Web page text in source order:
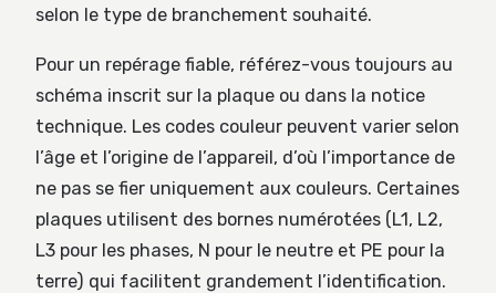
selon le type de branchement souhaité.
Pour un repérage fiable, référez-vous toujours au
schéma inscrit sur la plaque ou dans la notice
technique. Les codes couleur peuvent varier selon
l’âge et l’origine de l’appareil, d’où l’importance de
ne pas se fier uniquement aux couleurs. Certaines
plaques utilisent des bornes numérotées (L1, L2,
L3 pour les phases, N pour le neutre et PE pour la
terre) qui facilitent grandement l’identification.